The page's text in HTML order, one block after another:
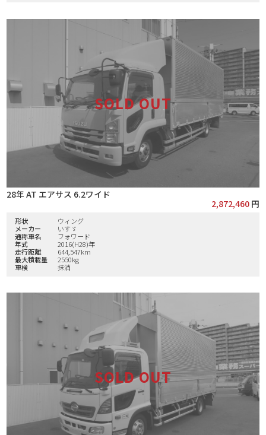
28年 AT エアサス 6.2ワイド
2,872,460円
形状
ウィング
メーカー
いすゞ
通称車名
フォワード
年式
2016(H28)年
走行距離
644,547km
最大積載量
2550kg
車検
抹消